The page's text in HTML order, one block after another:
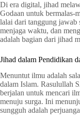
Di era digital, jihad
Godaan untuk bermalas-
lalai dari tanggung jawab
menjaga waktu, dan
adalah bagian dari jihad
Jihad dalam Pendidikan
Menuntut ilmu adalah
dalam Islam. Rasulullah
berjalan untuk mencari
menuju surga. Ini
sungguh adalah